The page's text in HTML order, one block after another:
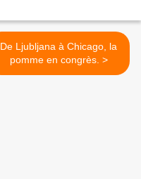
De Ljubljana à Chicago, la
pomme en congrès. >